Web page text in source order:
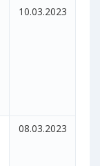
10.03.2023
08.03.2023